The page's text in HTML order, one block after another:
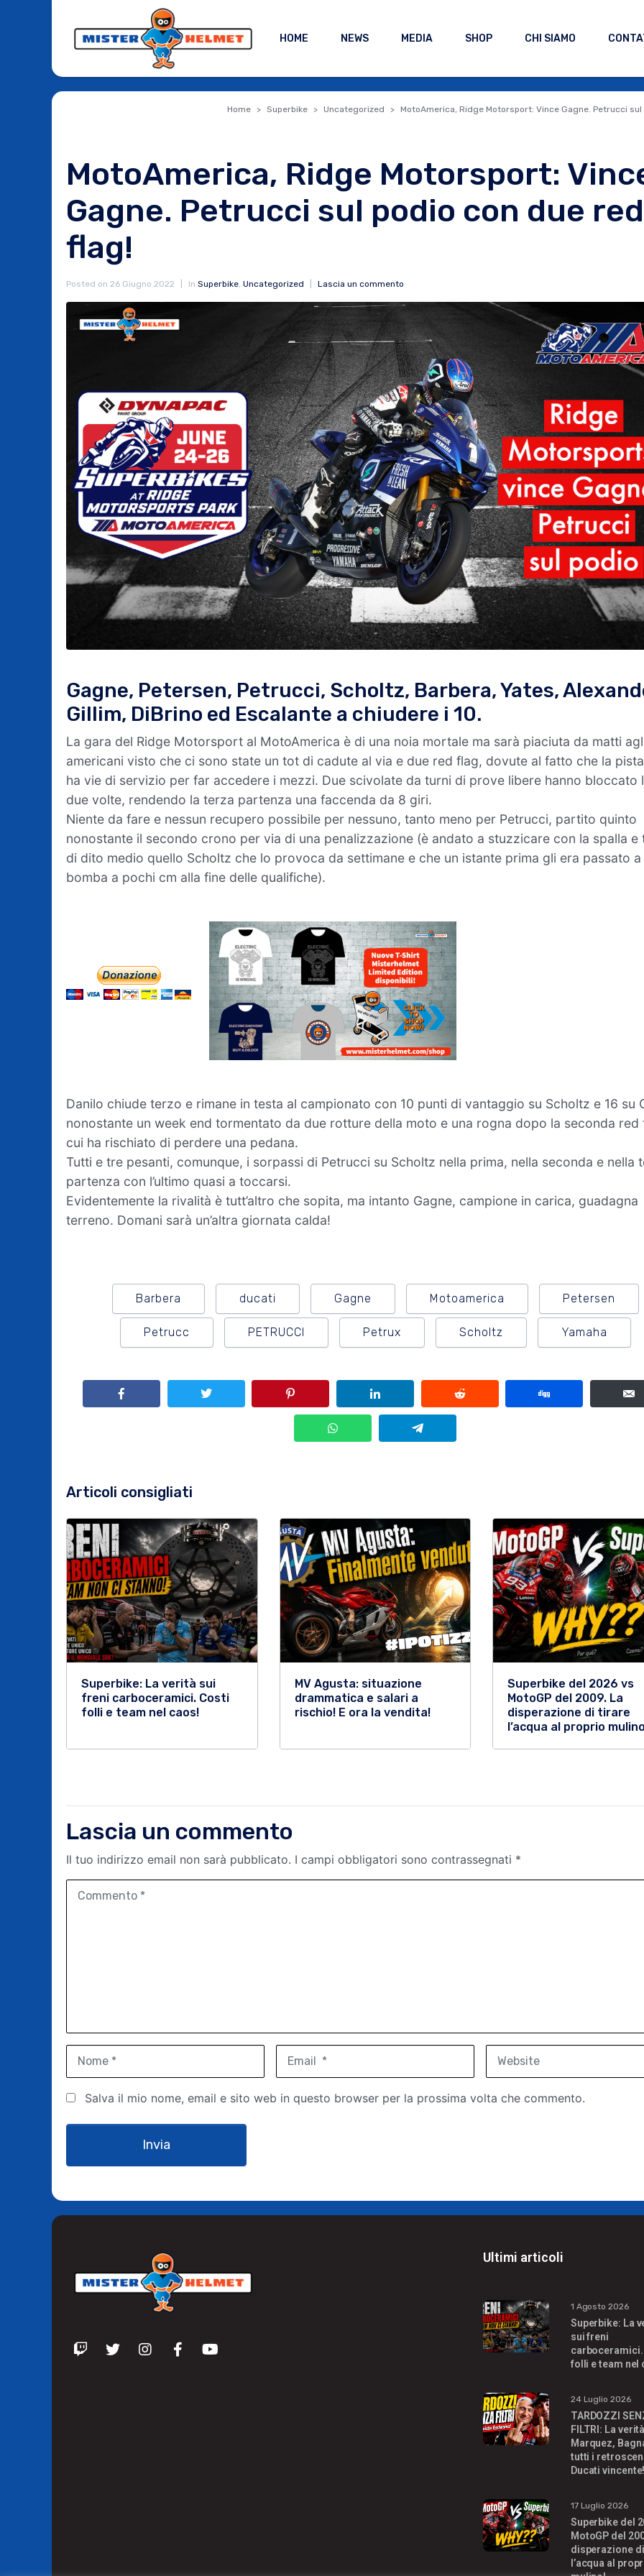
HOME NEWS MEDIA SHOP CHI SIAMO
Home Superbike Uncategorized MotoAmerica, Ridge Motorsport: Vince Gagne. Petrucci
MotoAmerica, Ridge Motorsport:
Gagne. Petrucci sul podio con due red
flag!
Posted on 26 Giugno 2022 In Superbike, Uncategorized Lascia un commento
Gagne, Petersen, Petrucci, Scholtz, Barbera, Yates,
Gillim, DiBrino ed Escalante a chiudere i 10.
La gara del Ridge Motorsport al MotoAmerica è di una noia mortale ma sarà piaciuta da matti
americani visto che ci sono state un tot di cadute al via e due red flag, dovute al fatto che la
ha vie di servizio per far accedere i mezzi. Due scivolate da turni di prove libere hanno bloccato
due volte, rendendo la terza partenza una faccenda da 8 giri.
Niente da fare e nessun recupero possibile per nessuno, tanto meno per Petrucci, partito quinto
nonostante il secondo crono per via di una penalizzazione (è andato a stuzzicare con la spalla e
di dito medio quello Scholtz che lo provoca da settimane e che un istante prima gli era passato a
bomba a pochi cm alla fine delle qualifiche).
Danilo chiude terzo e rimane in testa al campionato con 10 punti di vantaggio su Scholtz e 16 su
nonostante un week end tormentato da due rotture della moto e una rogna dopo la seconda red
cui ha rischiato di perdere una pedana.
Tutti e tre pesanti, comunque, i sorpassi di Petrucci su Scholtz nella prima, nella seconda e nella
partenza con l’ultimo quasi a toccarsi.
Evidentemente la rivalità è tutt’altro che sopita, ma intanto Gagne, campione in carica, guadagna
terreno. Domani sarà un’altra giornata calda!
Barbera ducati Gagne Motoamerica Petersen
Petrucc PETRUCCI Petrux Scholtz Yamaha
Articoli consigliati
Superbike: La verità sui
freni carboceramici. Costi
folli e team nel caos!
MV Agusta: situazione
drammatica e salari a
rischio! E ora la vendita!
Superbike del 2026 vs
MotoGP del 2009. La
disperazione di tirare
l’acqua al proprio
Lascia un commento
Il tuo indirizzo email non sarà pubblicato. I campi obbligatori sono contrassegnati *
e
*
i
s
Salva il mio nome, email e sito web in questo browser per la prossima volta che commento.
Invia
Ultimi articoli
1 Agosto 2026
Superbike: La
sui freni
folli e team nel
24 Luglio 2026
TARDOZZI
FILTRI: La
Marquez,
tutti i
Ducati
17 Luglio 2026
Superbike del
MotoGP del
disperazione
l’acqua al